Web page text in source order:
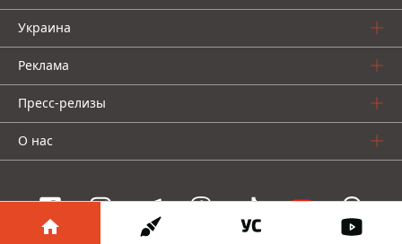
Украина
Реклама
Пресс-релизы
О нас